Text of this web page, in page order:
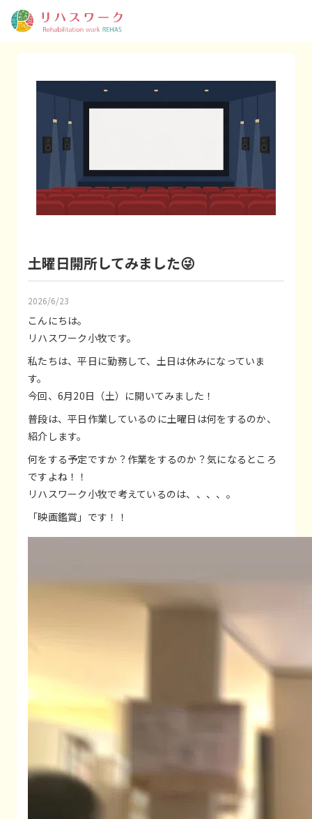
土曜日開所してみました😜
2026/6/23
こんにちは。
リハスワーク小牧です。
私たちは、平日に勤務して、土日は休みになっていま
す。
今回、6月20日（土）に開いてみました！
普段は、平日作業しているのに土曜日は何をするのか、
紹介します。
何をする予定ですか？作業をするのか？気になるところ
ですよね！！
リハスワーク小牧で考えているのは、、、、。
「映画鑑賞」です！！